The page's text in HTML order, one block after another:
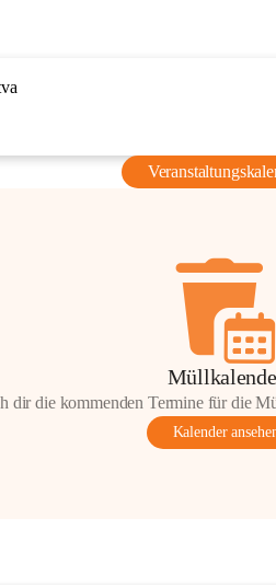
dir die kommenden Termine für die
Kalender